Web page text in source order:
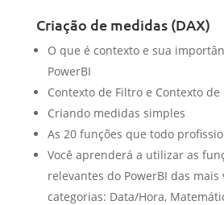
Criação de medidas (DAX)
O que é contexto e sua
PowerBI
Contexto de Filtro e Contexto de
Criando medidas simples
As 20 funções que todo
Você aprenderá a utilizar as
relevantes do PowerBI das mais
categorias: Data/Hora,